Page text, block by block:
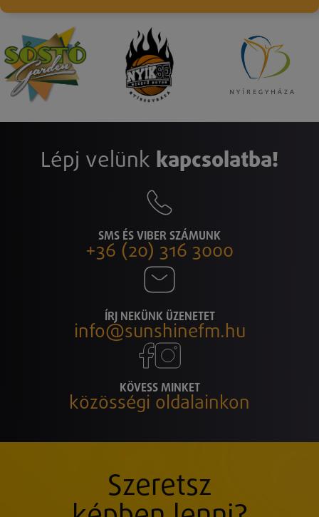
Lépj velünk kapcsolatba!
SMS ÉS VIBER SZÁMUNK
+36 (20) 316 3000
ÍRJ NEKÜNK ÜZENETET
info@sunshinefm.hu
KÖVESS MINKET
közösségi oldalainkon
Szeretsz